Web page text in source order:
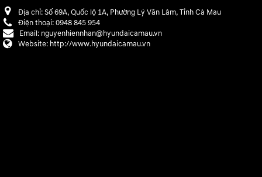
Địa chỉ:Số 69A, Quốc lộ 1A, Phường Lý Văn Lâm, Tỉnh Cà Mau
Điện thoại:0948 845 954
Email: nguyenhiennhan@hyundaicamau.vn
Website: http://www.hyundaicamau.vn